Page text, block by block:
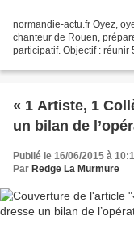
normandie-actu.fr Oyez,
chanteur de Rouen,
participatif. Objectif : réunir
« 1 Artiste, 1
un bilan de
Publié le 16/06/2015 à
Par Redge La Murmure